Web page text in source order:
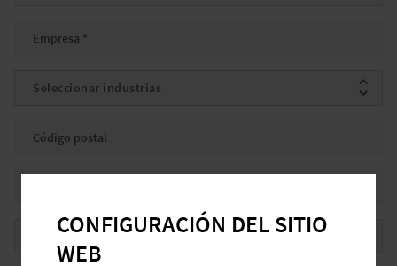
País*
CONFIGURACIÓN DEL SITIO
WEB